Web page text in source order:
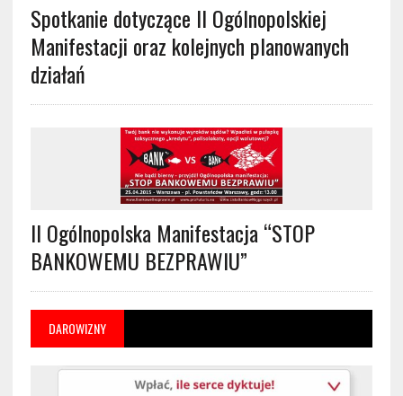
Spotkanie dotyczące II Ogólnopolskiej
Manifestacji oraz kolejnych planowanych
działań
II Ogólnopolska Manifestacja “STOP
BANKOWEMU BEZPRAWIU”
DAROWIZNY